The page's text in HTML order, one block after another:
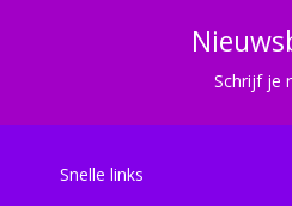
Schrijf je
Snelle links